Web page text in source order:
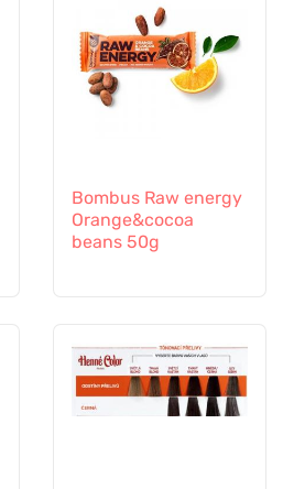
Bombus Raw energy
Orange&cocoa
beans 50g